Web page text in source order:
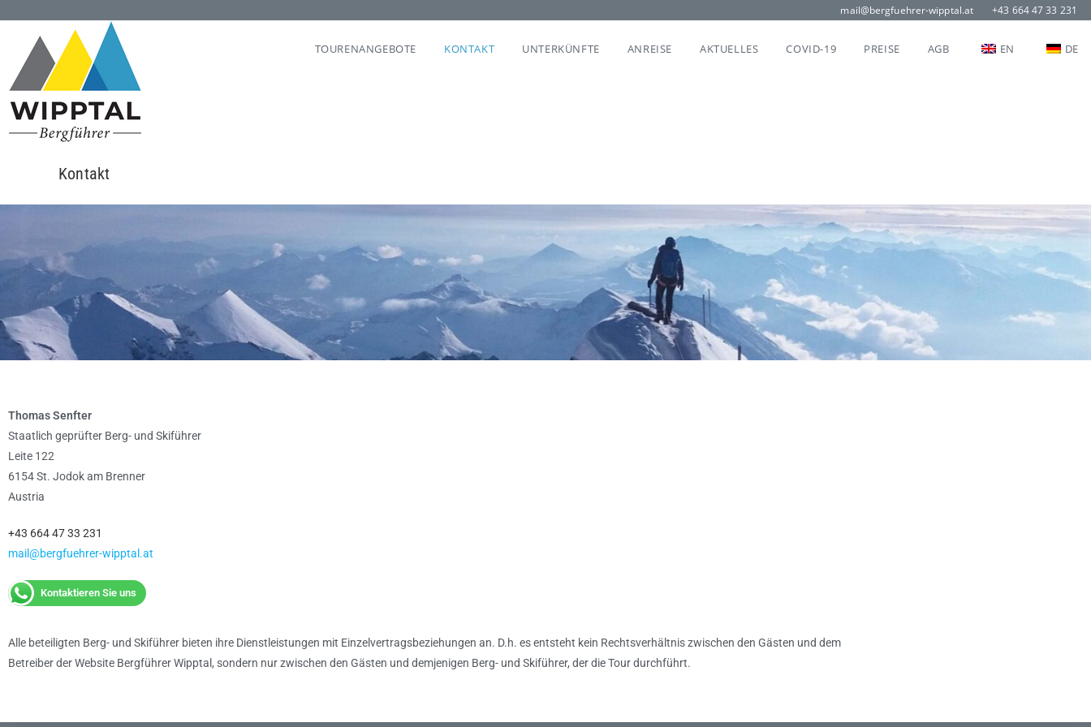
mail@bergfuehrer-wipptal.at +43 664 47 33 231
TOURENANGEBOTE KONTAKT UNTERKÜNFTE ANREISE AKTUELLES COVID-19 PREISE AGB EN DE
Kontakt
Thomas Senfter
Staatlich geprüfter Berg- und Skiführer
Leite 122
6154 St. Jodok am Brenner
Austria
+43 664 47 33 231
mail@bergfuehrer-wipptal.at
Kontaktieren Sie uns
Alle beteiligten Berg- und Skiführer bieten ihre Dienstleistungen mit Einzelvertragsbeziehungen an. D.h. es entsteht kein Rechtsverhältnis zwischen den Gästen und dem
Betreiber der Website Bergführer Wipptal, sondern nur zwischen den Gästen und demjenigen Berg- und Skiführer, der die Tour durchführt.